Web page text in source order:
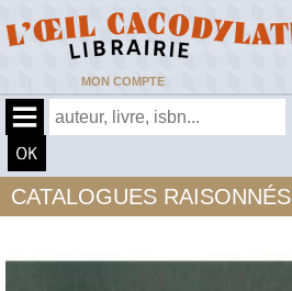
MON COMPTE
CATALOGUES RAISONNÉS